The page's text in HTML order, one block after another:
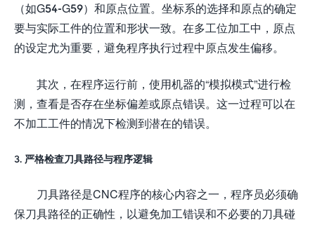
（如G54-G59）和原点位置。坐标系的选择和原点的确定
要与实际工件的位置和形状一致。在多工位加工中，原点
的设定尤为重要，避免程序执行过程中原点发生偏移。
其次，在程序运行前，使用机器的“模拟模式”进行检
测，查看是否存在坐标偏差或原点错误。这一过程可以在
不加工工件的情况下检测到潜在的错误。
3. 严格检查刀具路径与程序逻辑
刀具路径是CNC程序的核心内容之一，程序员必须确
保刀具路径的正确性，以避免加工错误和不必要的刀具碰